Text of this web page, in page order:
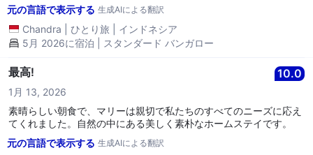
に楽しみ、チェンマイまで送り届けてくれたことに心から感謝して
います。素晴らしい思い出をありがとう！！！
元の言語で表示する 生成AIによる翻訳
Chandra ひとり旅
インドネシア
5月 2026に宿泊 | スタンダード バンガロー
最高! 10.0
1月 13, 2026
素晴らしい朝食で、マリーは親切で私たちのすべてのニーズに応え
てくれました。自然の中にある美しく素朴なホームステイです。
元の言語で表示する 生成AIによる翻訳